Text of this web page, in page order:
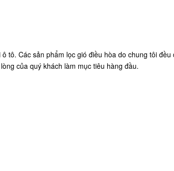
tô. Các sản phẩm lọc gió điều hòa do chung tôi
của quý khách làm mục tiêu hàng đầu.